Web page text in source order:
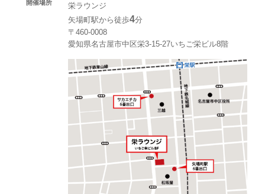
開催場所
栄ラウンジ
矢場町駅から徒歩4分
〒460-0008
愛知県名古屋市中区栄3-15-27いちご栄ビル8階